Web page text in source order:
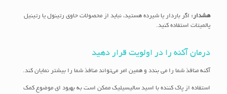
هشدار: اگر باردار یا شیرده هستید، نباید از محصولات حاوی رتینول یا رتینیل
پالمیتات استفاده کنید.
درمان آکنه را در اولویت قرار دهید
آکنه منافذ شما را می بندد و همین امر می‌تواند منافذ شما را بیشتر نمایان کند.
استفاده از پاک کننده با اسید سالیسیلیک ممکن است به بهبود ای موضوع کمک